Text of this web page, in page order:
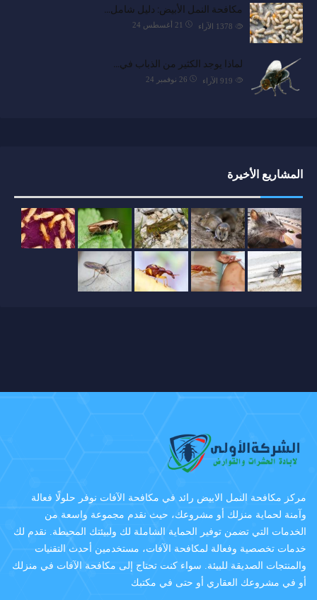
مكافحة النمل الأبيض: دليل شامل…
21 أغسطس 24 الآراء
لماذا يوجد الكثير من الذباب في…
26 نوفمبر 24 الآراء
المشاريع الأخيرة
مركز مكافحة النمل الابيض رائد في مكافحة الآفات نوفر حلولًا فعالة
وآمنة لحماية منزلك أو مشروعك، حيث نقدم مجموعة واسعة من
الخدمات التي تضمن توفير الحماية الشاملة لك ولبيئتك المحيطة. نقدم لك
خدمات تخصصية وفعالة لمكافحة الآفات، مستخدمين أحدث التقنيات
والمنتجات الصديقة للبيئة. سواء كنت تحتاج إلى مكافحة الآفات في منزلك
أو في مشروعك العقاري أو حتى في مكتبك